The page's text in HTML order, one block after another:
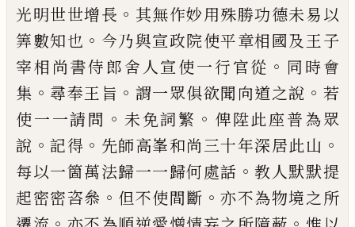
光明世世增長 。 其無作妙用殊勝功德未易以
筭數知也 。 今乃與宣政院使平章相國及王子
宰相尚書侍郎舍人宣使一行官從 。 同時會
集 。 尋奉王旨 。 謂一眾俱欲聞向道之說 。 若
使一一請問 。 未免詞繁 。 俾陞此座普為眾
說 。記得 。 先師高峯和尚三十年深居此山 。
每以一箇萬法歸一一歸何處話 。教人默默提
起密密咨叅 。 但不使間斷 。亦不為物境之所